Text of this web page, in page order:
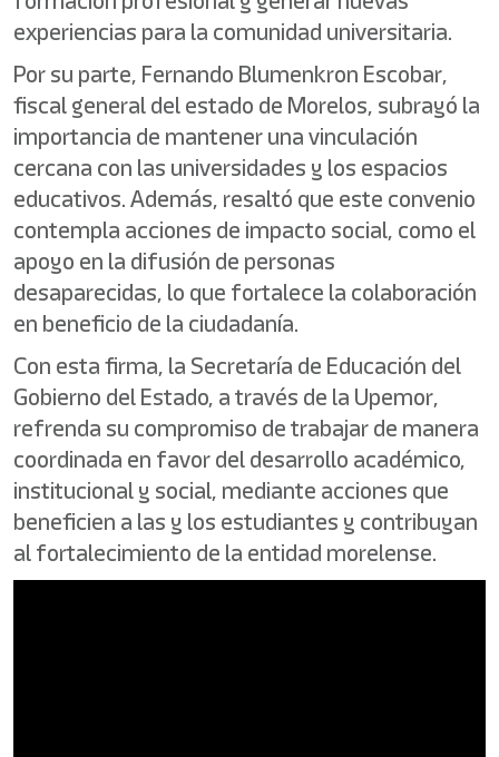
experiencias para la comunidad universitaria.
Por su parte, Fernando Blumenkron Escobar,
fiscal general del estado de Morelos, subrayó la
importancia de mantener una vinculación
cercana con las universidades y los espacios
educativos. Además, resaltó que este convenio
contempla acciones de impacto social, como el
apoyo en la difusión de personas
desaparecidas, lo que fortalece la colaboración
en beneficio de la ciudadanía.
Con esta firma, la Secretaría de Educación del
Gobierno del Estado, a través de la Upemor,
refrenda su compromiso de trabajar de manera
coordinada en favor del desarrollo académico,
institucional y social, mediante acciones que
beneficien a las y los estudiantes y contribuyan
al fortalecimiento de la entidad morelense.